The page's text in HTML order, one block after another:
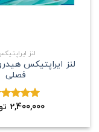
لنز
لنز ایراپتیکس
فصلی
نمره
2,400,000